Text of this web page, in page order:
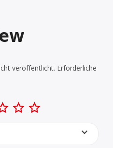
veröffentlicht. Erforderliche